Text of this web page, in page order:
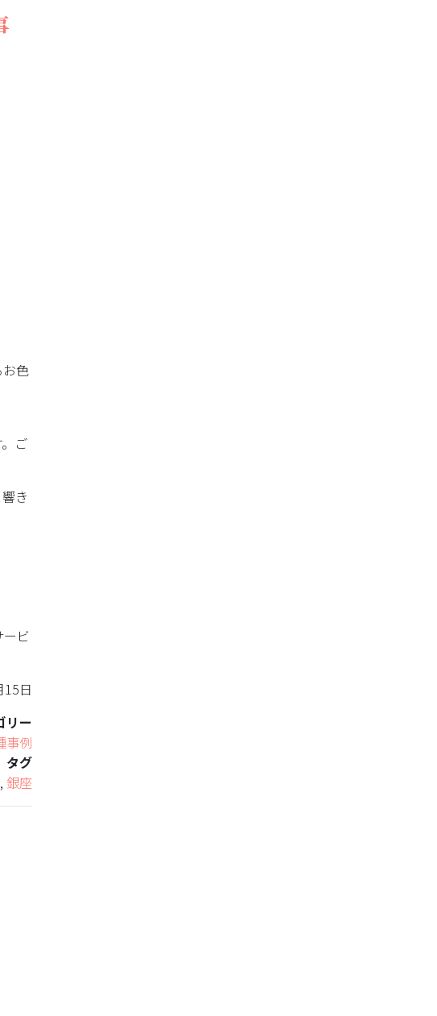
色
ご
き
ビ
日
リー
事例
タグ
, 銀座